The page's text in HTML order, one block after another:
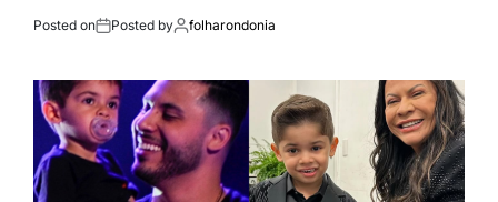
Posted on Posted by folharondonia